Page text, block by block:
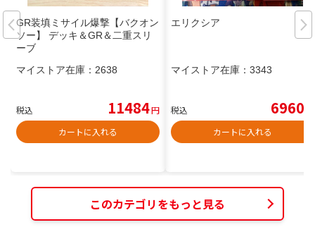
GR装填ミサイル爆撃【バクオン
ソー】 デッキ＆GR＆二重スリ
ーブ
マイストア在庫： 2638
税込 11484円
カートに入れる
エリクシア
マイストア在庫： 3343
税込 6960
カートに入れる
このカテゴリをもっと見る